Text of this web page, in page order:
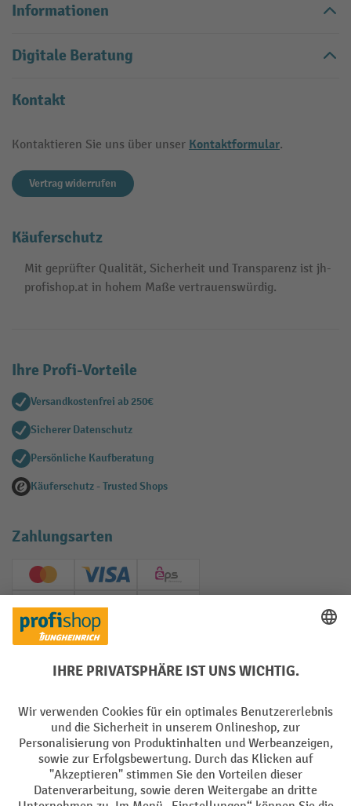
Informationen
Digitale Beratung
Kontakt
Kontaktieren Sie uns über unser Kontaktformular.
Vertrag widerrufen
Käuferschutz
Mit geprüfter Qualität, Sicherheit und Transparenz ist jh-
profishop.at in hohem Maße vertrauenswürdig.
Ihre Profi-Vorteile
Versandkostenfrei ab 250€
Sicherer Datenschutz
Persönliche Kaufberatung
Käuferschutz - Trusted Shops
Zahlungsarten
Creditcard (Master)Creditcard (Visa)
EPS
PayPal
Soziale Netzwerke
Impressum Datenschutz